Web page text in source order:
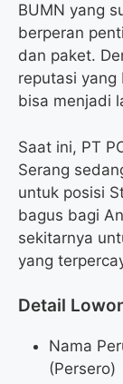
BUMN yang
berperan
dan paket.
reputasi yang
bisa menjadi
Saat ini, PT
Serang
untuk posisi
bagus bagi
sekitarnya
yang
Detail
Nama
(Persero)